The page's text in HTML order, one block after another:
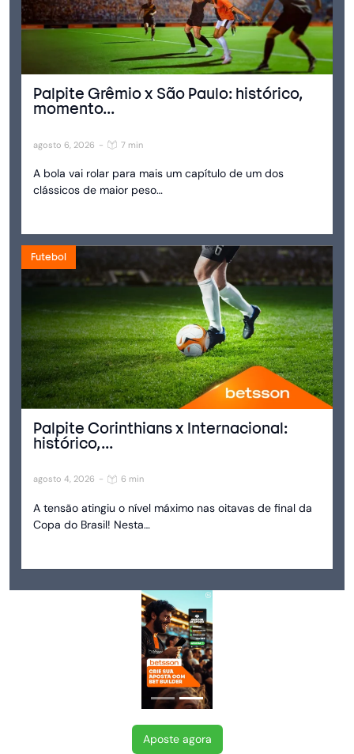
Palpite Grêmio x São Paulo: histórico,
momento...
agosto 6, 2026 - 7 min
A bola vai rolar para mais um capítulo de um dos
clássicos de maior peso…
Futebol
Palpite Corinthians x Internacional:
histórico,...
agosto 4, 2026 - 6 min
A tensão atingiu o nível máximo nas oitavas de final da
Copa do Brasil! Nesta…
Aposte agora